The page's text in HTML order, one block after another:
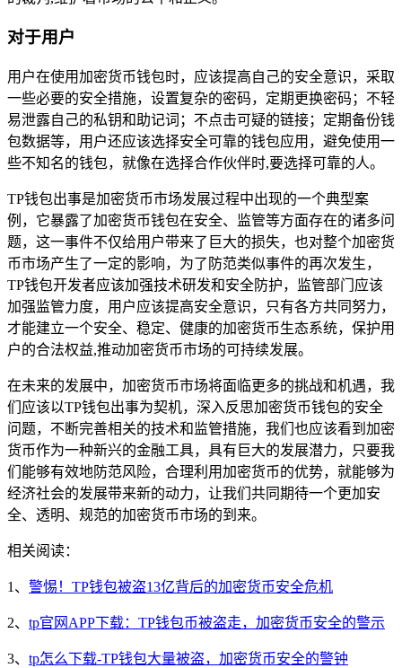
对于用户
用户在使用加密货币钱包时，应该提高自己的安全意识，采取
一些必要的安全措施，设置复杂的密码，定期更换密码；不轻
易泄露自己的私钥和助记词；不点击可疑的链接；定期备份钱
包数据等，用户还应该选择安全可靠的钱包应用，避免使用一
些不知名的钱包，就像在选择合作伙伴时,要选择可靠的人。
TP钱包出事是加密货币市场发展过程中出现的一个典型案
例，它暴露了加密货币钱包在安全、监管等方面存在的诸多问
题，这一事件不仅给用户带来了巨大的损失，也对整个加密货
币市场产生了一定的影响，为了防范类似事件的再次发生，
TP钱包开发者应该加强技术研发和安全防护，监管部门应该
加强监管力度，用户应该提高安全意识，只有各方共同努力，
才能建立一个安全、稳定、健康的加密货币生态系统，保护用
户的合法权益,推动加密货币市场的可持续发展。
在未来的发展中，加密货币市场将面临更多的挑战和机遇，我
们应该以TP钱包出事为契机，深入反思加密货币钱包的安全
问题，不断完善相关的技术和监管措施，我们也应该看到加密
货币作为一种新兴的金融工具，具有巨大的发展潜力，只要我
们能够有效地防范风险，合理利用加密货币的优势，就能够为
经济社会的发展带来新的动力，让我们共同期待一个更加安
全、透明、规范的加密货币市场的到来。
相关阅读：
1、 警惕！TP钱包被盗13亿背后的加密货币安全危机
2、 tp官网APP下载：TP钱包币被盗走，加密货币安全的警示
3、 tp怎么下载-TP钱包大量被盗，加密货币安全的警钟